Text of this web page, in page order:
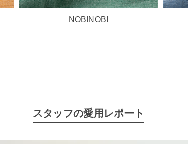
NOBINOBI
スタッフの愛用レポート